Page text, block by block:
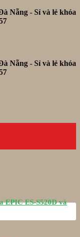
Nẵng - Sỉ và lẻ khóa
Nẵng - Sỉ và lẻ khóa
EPIC ES-S520D và